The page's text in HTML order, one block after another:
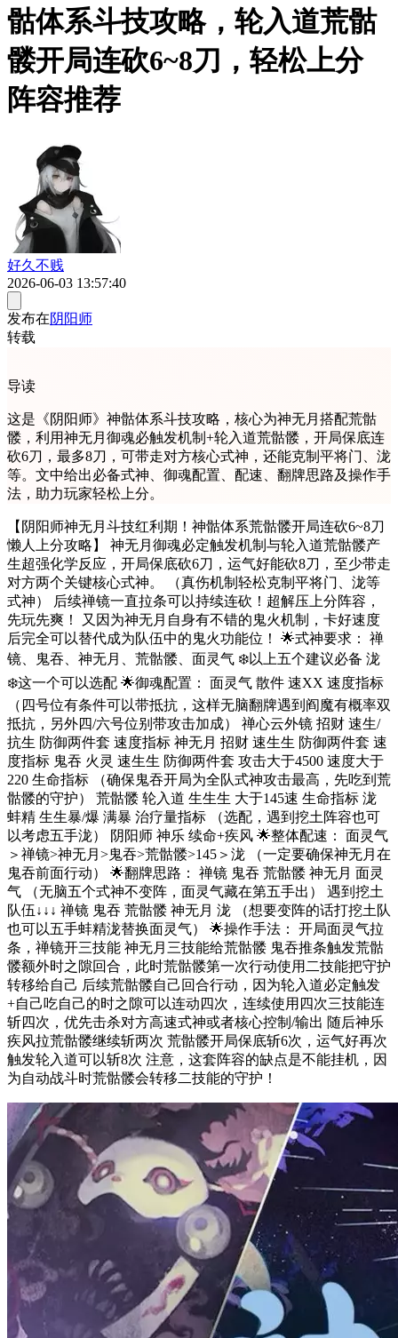
骷体系斗技攻略，轮入道荒骷
髅开局连砍6~8刀，轻松上分
阵容推荐
好久不贱
2026-06-03 13:57:40
发布在阴阳师
转载
导读
这是《阴阳师》神骷体系斗技攻略，核心为神无月搭配荒骷
髅，利用神无月御魂必触发机制+轮入道荒骷髅，开局保底连
砍6刀，最多8刀，可带走对方核心式神，还能克制平将门、泷
等。文中给出必备式神、御魂配置、配速、翻牌思路及操作手
法，助力玩家轻松上分。
【阴阳师神无月斗技红利期！神骷体系荒骷髅开局连砍6~8刀
懒人上分攻略】 神无月御魂必定触发机制与轮入道荒骷髅产
生超强化学反应，开局保底砍6刀，运气好能砍8刀，至少带走
对方两个关键核心式神。 （真伤机制轻松克制平将门、泷等
式神） 后续禅镜一直拉条可以持续连砍！超解压上分阵容，
先玩先爽！ 又因为神无月自身有不错的鬼火机制，卡好速度
后完全可以替代成为队伍中的鬼火功能位！ 🌟式神要求： 禅
镜、鬼吞、神无月、荒骷髅、面灵气 ❄️以上五个建议必备 泷
❄️这一个可以选配 🌟御魂配置： 面灵气 散件 速XX 速度指标
（四号位有条件可以带抵抗，这样无脑翻牌遇到阎魔有概率双
抵抗，另外四/六号位别带攻击加成） 禅心云外镜 招财 速生/
抗生 防御两件套 速度指标 神无月 招财 速生生 防御两件套 速
度指标 鬼吞 火灵 速生生 防御两件套 攻击大于4500 速度大于
220 生命指标 （确保鬼吞开局为全队式神攻击最高，先吃到荒
骷髅的守护） 荒骷髅 轮入道 生生生 大于145速 生命指标 泷
蚌精 生生暴/爆 满暴 治疗量指标 （选配，遇到挖土阵容也可
以考虑五手泷） 阴阳师 神乐 续命+疾风 🌟整体配速： 面灵气
＞禅镜>神无月>鬼吞>荒骷髅>145＞泷 （一定要确保神无月在
鬼吞前面行动） 🌟翻牌思路： 禅镜 鬼吞 荒骷髅 神无月 面灵
气 （无脑五个式神不变阵，面灵气藏在第五手出） 遇到挖土
队伍↓↓↓ 禅镜 鬼吞 荒骷髅 神无月 泷 （想要变阵的话打挖土队
也可以五手蚌精泷替换面灵气） 🌟操作手法： 开局面灵气拉
条，禅镜开三技能 神无月三技能给荒骷髅 鬼吞推条触发荒骷
髅额外时之隙回合，此时荒骷髅第一次行动使用二技能把守护
转移给自己 后续荒骷髅自己回合行动，因为轮入道必定触发
+自己吃自己的时之隙可以连动四次，连续使用四次三技能连
斩四次，优先击杀对方高速式神或者核心控制/输出 随后神乐
疾风拉荒骷髅继续斩两次 荒骷髅开局保底斩6次，运气好再次
触发轮入道可以斩8次 注意，这套阵容的缺点是不能挂机，因
为自动战斗时荒骷髅会转移二技能的守护！